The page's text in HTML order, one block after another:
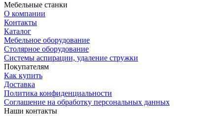
Мебельные станки
О компании
Контакты
Каталог
Мебельное оборудование
Столярное оборудование
Системы аспирации, удаление стружки
Покупателям
Как купить
Доставка
Политика конфиденциальности
Соглашение на обработку персональных данных
Наши контакты